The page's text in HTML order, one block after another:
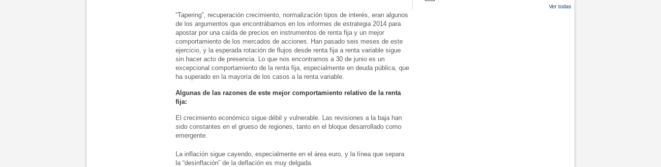
“Tapering”, recuperación crecimiento, normalización tipos de interés, eran algunos
de los argumentos que encontrábamos en los informes de estrategia 2014 para
apostar por una caída de precios en instrumentos de renta fija y un mejor
comportamiento de los mercados de acciones. Han pasado seis meses de este
ejercicio, y la esperada rotación de flujos desde renta fija a renta variable sigue
sin hacer acto de presencia. Lo que nos encontramos a 30 de junio es un
excepcional comportamiento de la renta fija, especialmente en deuda pública, que
ha superado en la mayoría de los casos a la renta variable.
Algunas de las razones de este mejor comportamiento relativo de la renta
fija:
El crecimiento económico sigue débil y vulnerable. Las revisiones a la baja han
sido constantes en el grueso de regiones, tanto en el bloque desarrollado como
emergente.
La inflación sigue cayendo, especialmente en el área euro, y la línea que separa
la “desinflación” de la deflación es muy delgada.
Ver todas